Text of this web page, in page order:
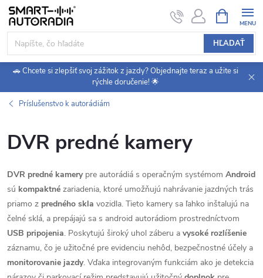
Prejsť
obsah
HĽADAŤ
KOŠÍK
🚗 Chcete si zlepšiť svoj zážitok z jazdy? Objednajte teraz a užite si
rýchle doručenie! 🌟
Príslušenstvo k autorádiám
DVR predné kamery
DVR predné kamerypre autorádiá s operačným systémom Android
sú kompaktné zariadenia, ktoré umožňujú nahrávanie jazdných trás
priamo z predného skla vozidla. Tieto kamery sa ľahko inštalujú na
čelné sklá, a prepájajú sa s android autorádiom prostredníctvom
USB pripojenia. Poskytujú široký uhol záberu a vysoké rozlíšenie
záznamu, čo je užitočné pre evidenciu nehôd, bezpečnostné účely a
monitorovanie jazdy. Vďaka integrovaným funkciám ako je detekcia